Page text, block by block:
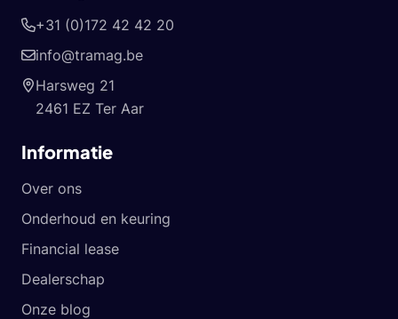
+31 (0)172 42 42 20
info@tramag.be
Harsweg 21
2461 EZ Ter Aar
Informatie
Over ons
Onderhoud en keuring
Financial lease
Dealerschap
Onze blog